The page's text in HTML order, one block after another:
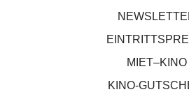
MIET–KINO
KINO-